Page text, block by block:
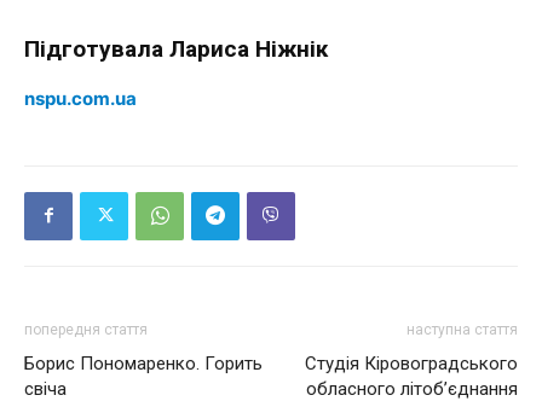
Підготувала Лариса Ніжнік
nspu.com.ua
попередня стаття
Борис Пономаренко. Горить
свіча
наступна стаття
Студія Кіровоградського
обласного літоб’єднання